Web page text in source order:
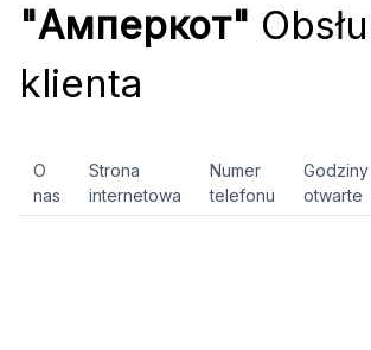
"Амперкот"
klienta
O
nas
Strona
internetowa
Numer
telefonu
Godziny
otwarte